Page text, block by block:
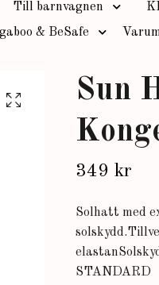
Till barnvagnen
& BeSafe
Sun
349 kr
Solhatt med
STANDARD